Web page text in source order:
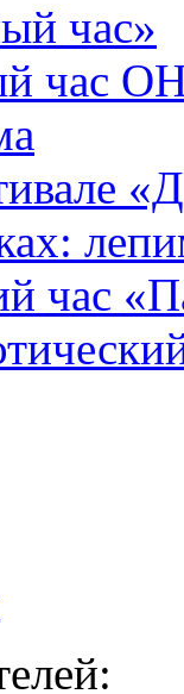
час»
час
час